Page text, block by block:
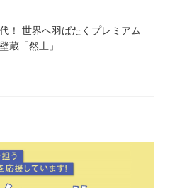
！ 世界へ羽ばたくプレミアム
蔵「然土」